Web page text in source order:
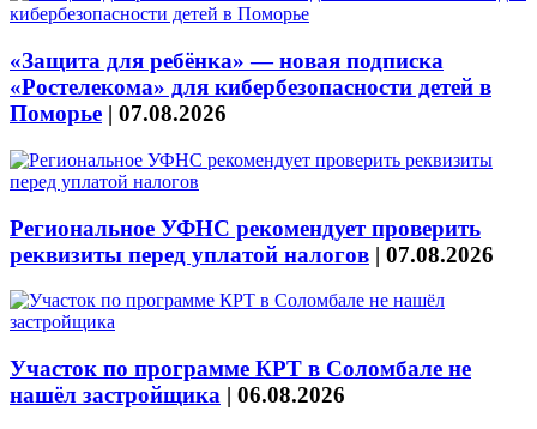
«Защита для ребёнка» — новая подписка
«Ростелекома» для кибербезопасности детей в
Поморье | 07.08.2026
Региональное УФНС рекомендует проверить
реквизиты перед уплатой налогов | 07.08.2026
Участок по программе КРТ в Соломбале не
нашёл застройщика | 06.08.2026